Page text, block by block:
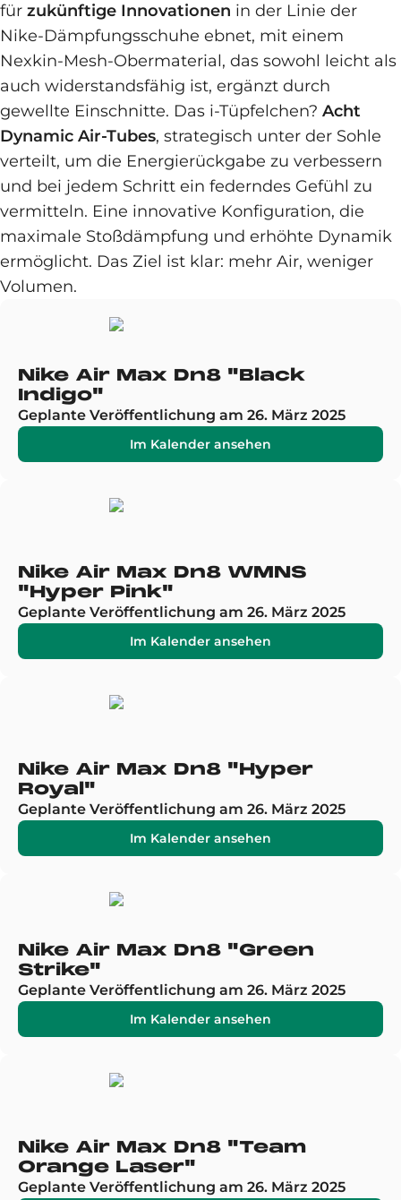
für zukünftige Innovationen in der Linie der
Nike-Dämpfungsschuhe ebnet, mit einem
Nexkin-Mesh-Obermaterial, das sowohl leicht als
auch widerstandsfähig ist, ergänzt durch
gewellte Einschnitte. Das i-Tüpfelchen? Acht
Dynamic Air-Tubes, strategisch unter der Sohle
verteilt, um die Energierückgabe zu verbessern
und bei jedem Schritt ein federndes Gefühl zu
vermitteln. Eine innovative Konfiguration, die
maximale Stoßdämpfung und erhöhte Dynamik
ermöglicht. Das Ziel ist klar: mehr Air, weniger
Volumen.
Nike Air Max Dn8 "Black
Indigo"
Geplante Veröffentlichung am 26. März 2025
Im Kalender ansehen
Nike Air Max Dn8 WMNS
"Hyper Pink"
Geplante Veröffentlichung am 26. März 2025
Im Kalender ansehen
Nike Air Max Dn8 "Hyper
Royal"
Geplante Veröffentlichung am 26. März 2025
Im Kalender ansehen
Nike Air Max Dn8 "Green
Strike"
Geplante Veröffentlichung am 26. März 2025
Im Kalender ansehen
Nike Air Max Dn8 "Team
Orange Laser"
Geplante Veröffentlichung am 26. März 2025